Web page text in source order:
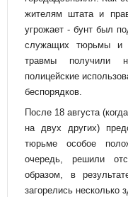
жителям штата и
угрожает - бунт был
служащих тюрьмы и
травмы получили
полицейские
беспорядков.
После 18 августа
на двух других)
тюрьме особое
очередь, решили
образом, в
загорелись несколько